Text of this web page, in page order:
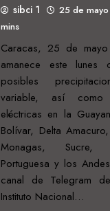
sibci 1 25 de
mins
Caracas, 25 de
amanece este
posibles
variable, así como
eléctricas en la
Bolívar, Delta
Monagas, Sucre,
Portuguesa y los
canal de Telegram
Instituto Nacional…